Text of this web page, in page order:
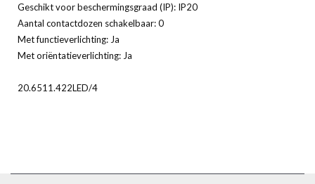
Geschikt voor beschermingsgraad (IP): IP20
Aantal contactdozen schakelbaar: 0
Met functieverlichting: Ja
Met oriëntatieverlichting: Ja
20.6511.422LED/4